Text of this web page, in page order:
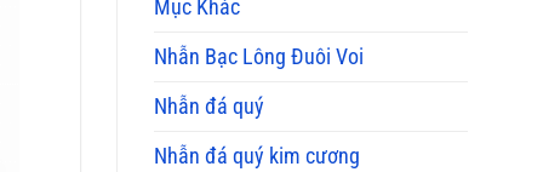
Mục Khác
Nhẫn Bạc Lông Đuôi Voi
Nhẫn đá quý
Nhẫn đá quý kim cương